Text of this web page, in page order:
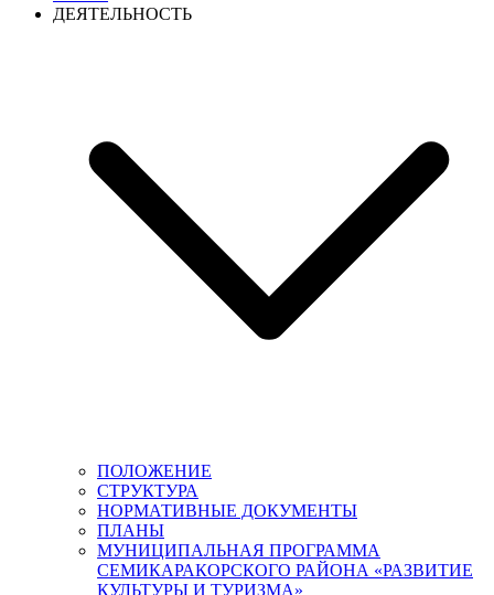
ДЕЯТЕЛЬНОСТЬ
ПОЛОЖЕНИЕ
СТРУКТУРА
НОРМАТИВНЫЕ ДОКУМЕНТЫ
ПЛАНЫ
МУНИЦИПАЛЬНАЯ ПРОГРАММА
СЕМИКАРАКОРСКОГО РАЙОНА «РАЗВИТИЕ
КУЛЬТУРЫ И ТУРИЗМА»